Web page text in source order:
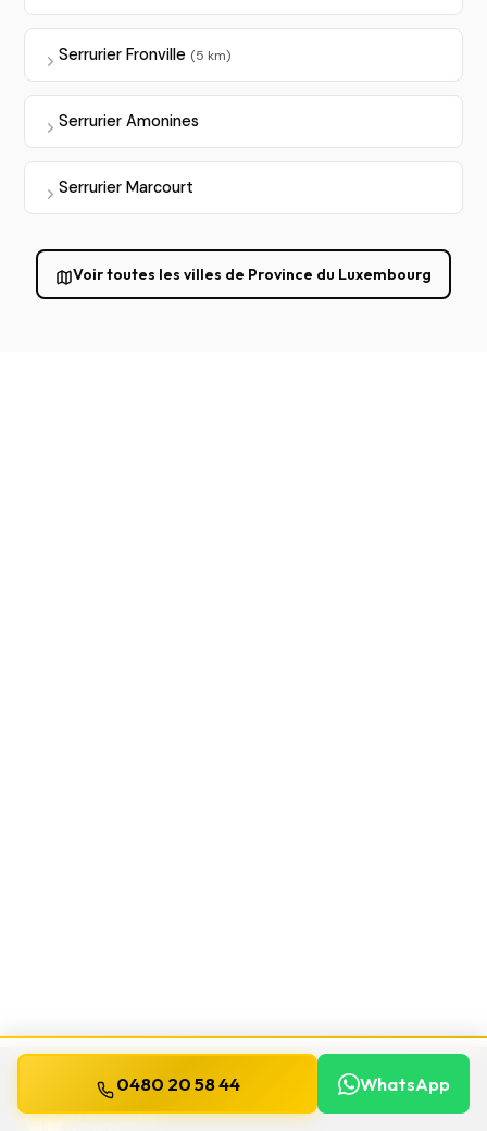
Serrurier Fronville (5 km)
Serrurier Amonines
Serrurier Marcourt
Voir toutes les villes de Province du Luxembourg
WILLEMS
0480 20 58 44 WhatsApp